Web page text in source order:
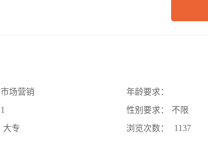
市场营销
1
大专
年龄要求：
性别要求：
不限
浏览次数：
1137